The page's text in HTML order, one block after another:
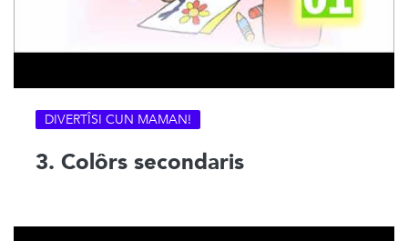
DIVERTÎSI CUN MAMAN!
3. Colôrs secondaris